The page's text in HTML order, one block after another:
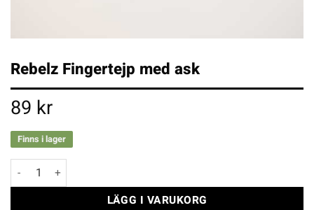
Rebelz Fingertejp med ask
89 kr
Finns i lager
Rebelz Fingertejp med ask mängd
LÄGG I VARUKORG